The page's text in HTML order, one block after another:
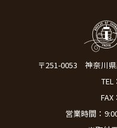
〒251-0053
神奈川
TEL：
FAX
営業時間：